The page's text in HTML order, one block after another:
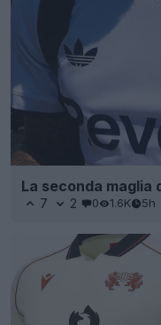
La seconda maglia
7 2 0 1.6K 5h